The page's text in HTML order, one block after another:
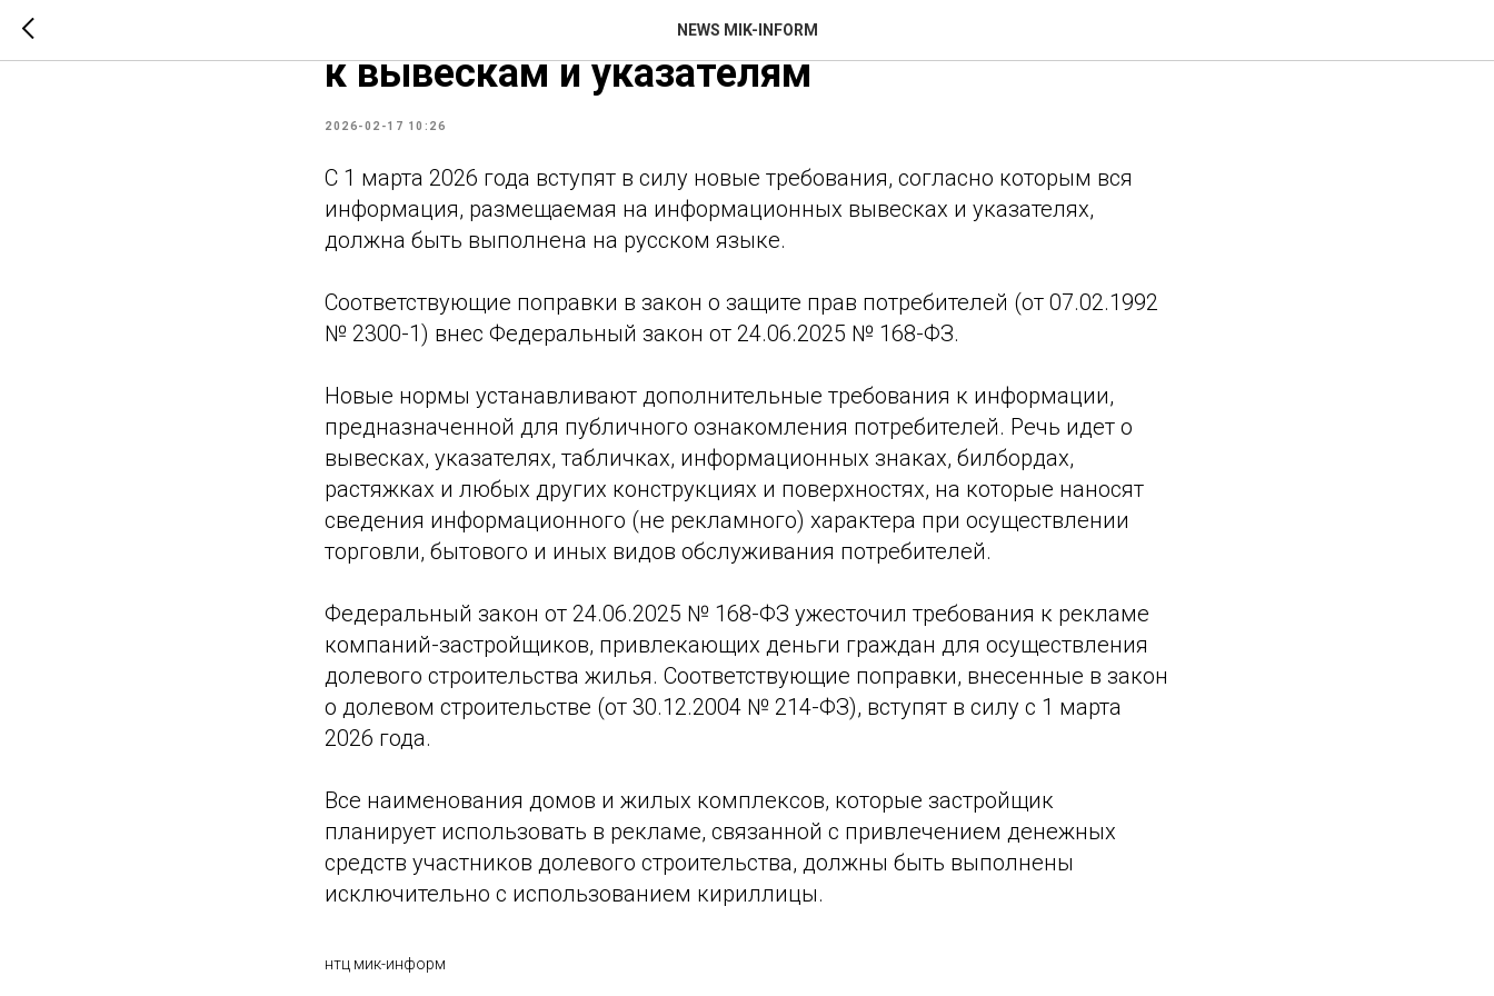
NEWS MIK-INFORM
С 1 марта вступят в силу новые требования
к вывескам и указателям
2026-02-17 10:26
С 1 марта 2026 года вступят в силу новые требования, согласно которым вся
информация, размещаемая на информационных вывесках и указателях,
должна быть выполнена на русском языке.
Соответствующие поправки в закон о защите прав потребителей (от 07.02.1992
№ 2300-1) внес Федеральный закон от 24.06.2025 № 168-ФЗ.
Новые нормы устанавливают дополнительные требования к информации,
предназначенной для публичного ознакомления потребителей. Речь идет о
вывесках, указателях, табличках, информационных знаках, билбордах,
растяжках и любых других конструкциях и поверхностях, на которые наносят
сведения информационного (не рекламного) характера при осуществлении
торговли, бытового и иных видов обслуживания потребителей.
Федеральный закон от 24.06.2025 № 168-ФЗ ужесточил требования к рекламе
компаний-застройщиков, привлекающих деньги граждан для осуществления
долевого строительства жилья. Соответствующие поправки, внесенные в закон
о долевом строительстве (от 30.12.2004 № 214-ФЗ), вступят в силу с 1 марта
2026 года.
Все наименования домов и жилых комплексов, которые застройщик
планирует использовать в рекламе, связанной с привлечением денежных
средств участников долевого строительства, должны быть выполнены
исключительно с использованием кириллицы.
нтц мик-информ